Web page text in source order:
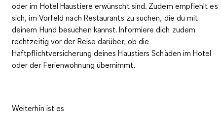
oder im Hotel Haustiere erwünscht sind. Zudem empfiehlt es
sich,im Vorfeld nach Restaurants zu suchen, die du mit
deinem Hund besuchen kannst. Informiere dich zudem
rechtzeitig vor der Reise darüber, ob die
Haftpflichtversicherung deines Haustiers Schäden im Hotel
oder der Ferienwohnung übernimmt.
Weiterhin ist es